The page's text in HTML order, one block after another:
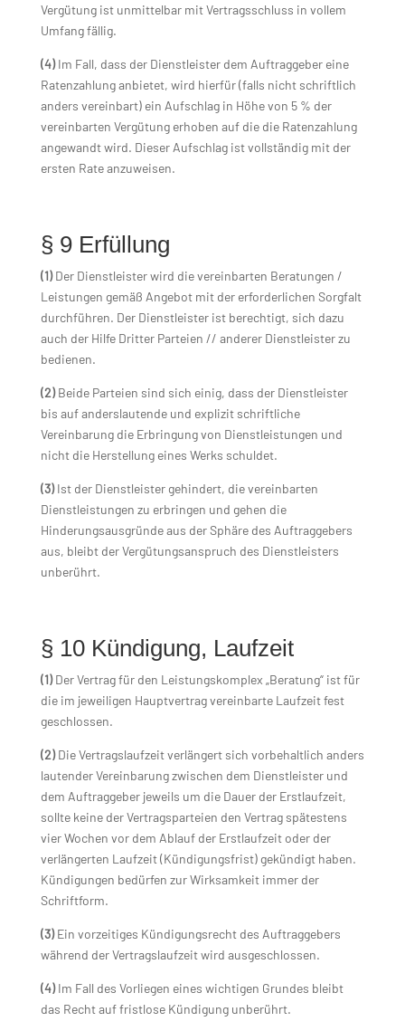
Vergütung ist unmittelbar mit Vertragsschluss in vollem
Umfang fällig.
(4)Im Fall, dass der Dienstleister dem Auftraggeber eine
Ratenzahlung anbietet, wird hierfür (falls nicht schriftlich
anders vereinbart) ein Aufschlag in Höhe von 5 % der
vereinbarten Vergütung erhoben auf die die Ratenzahlung
angewandt wird. Dieser Aufschlag ist vollständig mit der
ersten Rate anzuweisen.
§ 9 Erfüllung
(1)Der Dienstleister wird die vereinbarten Beratungen /
Leistungen gemäß Angebot mit der erforderlichen Sorgfalt
durchführen. Der Dienstleister ist berechtigt, sich dazu
auch der Hilfe Dritter Parteien // anderer Dienstleister zu
bedienen.
(2)Beide Parteien sind sich einig, dass der Dienstleister
bis auf anderslautende und explizit schriftliche
Vereinbarung die Erbringung von Dienstleistungen und
nicht die Herstellung eines Werks schuldet.
(3)Ist der Dienstleister gehindert, die vereinbarten
Dienstleistungen zu erbringen und gehen die
Hinderungsausgründe aus der Sphäre des Auftraggebers
aus, bleibt der Vergütungsanspruch des Dienstleisters
unberührt.
§ 10 Kündigung, Laufzeit
(1)Der Vertrag für den Leistungskomplex „Beratung“ ist für
die im jeweiligen Hauptvertrag vereinbarte Laufzeit fest
geschlossen.
(2)Die Vertragslaufzeit verlängert sich vorbehaltlich anders
lautender Vereinbarung zwischen dem Dienstleister und
dem Auftraggeber jeweils um die Dauer der Erstlaufzeit,
sollte keine der Vertragsparteien den Vertrag spätestens
vier Wochen vor dem Ablauf der Erstlaufzeit oder der
verlängerten Laufzeit (Kündigungsfrist) gekündigt haben.
Kündigungen bedürfen zur Wirksamkeit immer der
Schriftform.
(3)Ein vorzeitiges Kündigungsrecht des Auftraggebers
während der Vertragslaufzeit wird ausgeschlossen.
(4)Im Fall des Vorliegen eines wichtigen Grundes bleibt
das Recht auf fristlose Kündigung unberührt.